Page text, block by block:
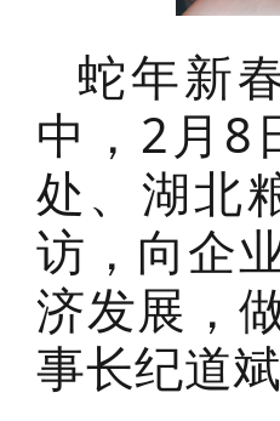
蛇年新
中，2月8
处、湖北
访，向企
济发展，
事长纪道